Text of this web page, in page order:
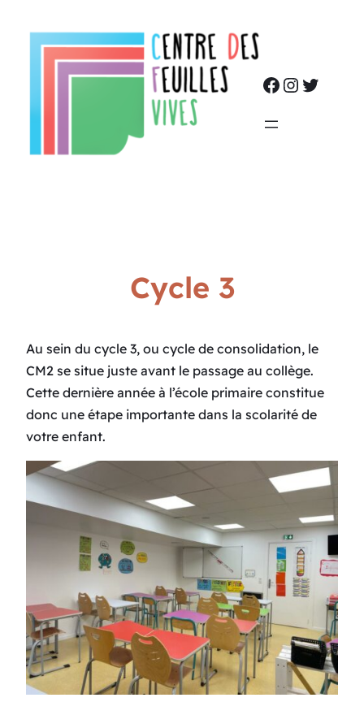
Cycle 3
Au sein du cycle 3, ou cycle de consolidation, le
CM2 se situe juste avant le passage au collège.
Cette dernière année à l’école primaire constitue
donc une étape importante dans la scolarité de
votre enfant.